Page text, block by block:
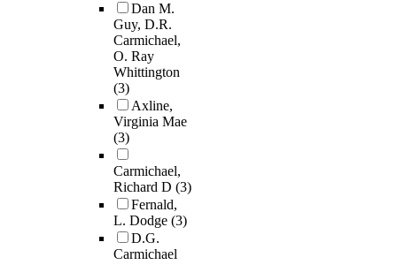
Dan M.
Guy, D.R.
Carmichael,
O. Ray
Whittington
(3)
Axline,
Virginia Mae
(3)
Carmichael,
Richard D (3)
Fernald,
L. Dodge (3)
D.G.
Carmichael